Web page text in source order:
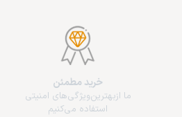
خرید مطمئن
ما از‌بهترین‌ویژگی‌های امنیتی
استفاده می‌کنیم